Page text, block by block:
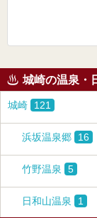
城崎の温泉・
城崎 121
浜坂温泉郷 16
竹野温泉 5
日和山温泉 1